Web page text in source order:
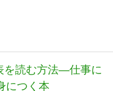
を読む方法―仕事に
につく本